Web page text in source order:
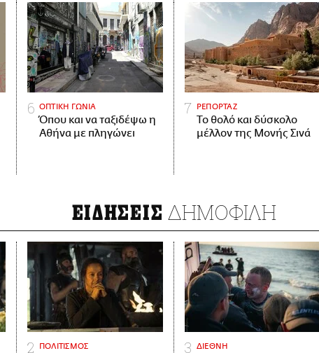
ΟΠΤΙΚΗ ΓΩΝΙΑ
Όπου και να ταξιδέψω η
Αθήνα με πληγώνει
ΡΕΠΟΡΤΑΖ
Το θολό και δύσκολο
μέλλον της Μονής Σινά
ΕΙΔΗΣΕΙΣ ΔΗΜΟΦΙΛΗ
ΠΟΛΙΤΙΣΜΟΣ ΔΙΕΘΝΗ